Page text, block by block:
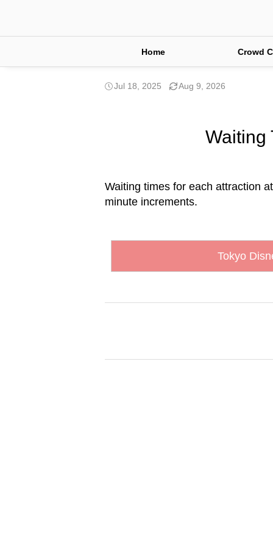
Home Crowd
Jul 18, 2025 Aug 9, 2026
Waiting
Waiting times for each attraction
minute increments.
Tokyo